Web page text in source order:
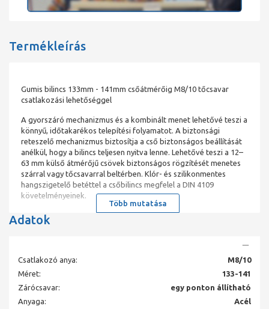
Termékleírás
Gumis bilincs 133mm - 141mm csőátmérőig M8/10 tőcsavar
csatlakozási lehetőséggel
A gyorszáró mechanizmus és a kombinált menet lehetővé teszi a
könnyű, időtakarékos telepítési folyamatot. A biztonsági
reteszelő mechanizmus biztosítja a cső biztonságos beállítását
anélkül, hogy a bilincs teljesen nyitva lenne. Lehetővé teszi a 12–
63 mm külső átmérőjű csövek biztonságos rögzítését menetes
szárral vagy tőcsavarral beltérben. Klór- és szilikonmentes
hangszigetelő betéttel a csőbilincs megfelel a DIN 4109
követelményeinek.
Több mutatása
Adatok
Csatlakozó anya:
M8/10
Méret:
133-141
Zárócsavar:
egy ponton állítható
Anyaga:
Acél